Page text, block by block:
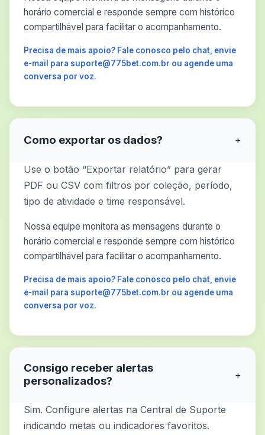
horário comercial e responde sempre com histórico
compartilhável para facilitar o acompanhamento.
Precisa de mais apoio? Fale conosco pelo chat, envie
e-mail para suporte@775bet.com.br ou agende uma
conversa por voz.
Como exportar os dados? +
Use o botão “Exportar relatório” para gerar
PDF ou CSV com filtros por coleção, período,
tipo de atividade e time responsável.
Nossa equipe monitora as mensagens durante o
horário comercial e responde sempre com histórico
compartilhável para facilitar o acompanhamento.
Precisa de mais apoio? Fale conosco pelo chat, envie
e-mail para suporte@775bet.com.br ou agende uma
conversa por voz.
Consigo receber alertas
personalizados?
+
Sim. Configure alertas na Central de Suporte
indicando metas ou indicadores favoritos.